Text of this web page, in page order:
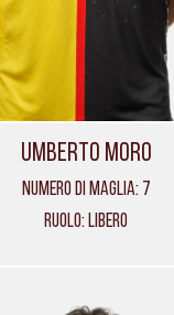
Umberto Moro
Numero di maglia: 7
Ruolo: Libero